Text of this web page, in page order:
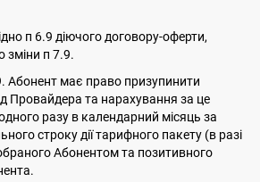
п 6.9 діючого договору-оферти,
зміни п 7.9.
Абонент має право призупинити
Провайдера та нарахування за це
разу в календарний місяць за
строку дії тарифного пакету (в разі
Абонентом та позитивного